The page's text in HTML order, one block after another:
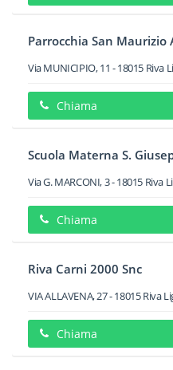
Parrocchia San Maurizio
Via MUNICIPIO, 11 -18015 Riva
Chiama
Scuola Materna S.
Via G. MARCONI, 3-18015 Riva
Chiama
Riva Carni 2000 Snc
VIA ALLAVENA, 27-18015Riva
Chiama